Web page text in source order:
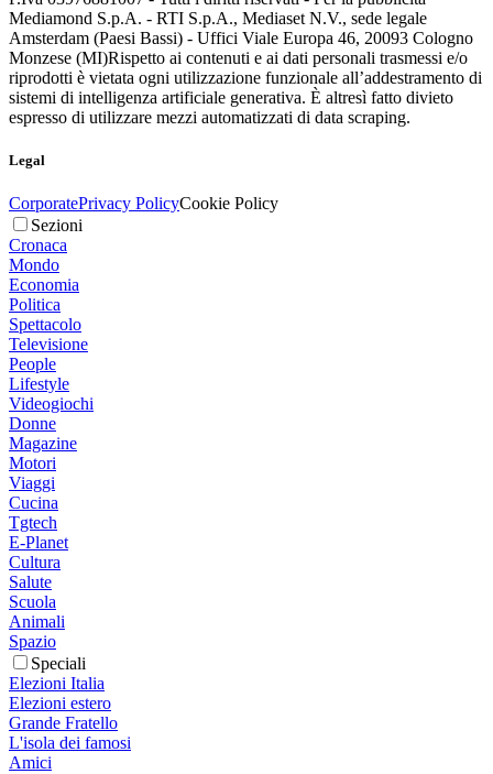
Mediamond S.p.A. - RTI S.p.A., Mediaset N.V., sede legale
Amsterdam (Paesi Bassi) - Uffici Viale Europa 46, 20093 Cologno
Monzese (MI)Rispetto ai contenuti e ai dati personali trasmessi e/o
riprodotti è vietata ogni utilizzazione funzionale all’addestramento di
sistemi di intelligenza artificiale generativa. È altresì fatto divieto
espresso di utilizzare mezzi automatizzati di data scraping.
Legal
CorporatePrivacy PolicyCookie Policy
Sezioni
Cronaca
Mondo
Economia
Politica
Spettacolo
Televisione
People
Lifestyle
Videogiochi
Donne
Magazine
Motori
Viaggi
Cucina
Tgtech
E-Planet
Cultura
Salute
Scuola
Animali
Spazio
Speciali
Elezioni Italia
Elezioni estero
Grande Fratello
L'isola dei famosi
Amici